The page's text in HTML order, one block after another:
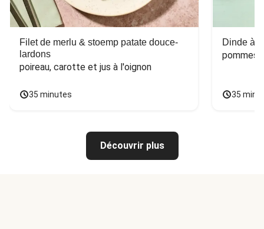
Filet de merlu & stoemp patate douce-
lardons
poireau, carotte et jus à l'oignon
35 minutes
Dinde à
pommes
35
Découvrir plus